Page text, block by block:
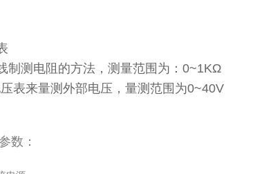
制测电阻的方法，测量范围为：0~1KΩ
表来量测外部电压，量测范围为0~40V
数：